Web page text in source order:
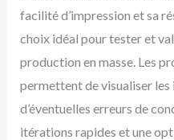
facilité d’impression et sa
choix idéal pour tester et
production en masse. Les
permettent de visualiser
d’éventuelles erreurs de
itérations rapides et une